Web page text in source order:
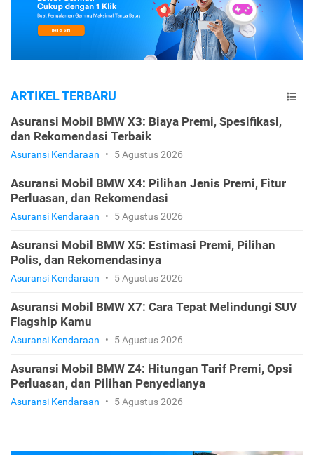
ARTIKEL TERBARU
Asuransi Mobil BMW X3: Biaya Premi, Spesifikasi,
dan Rekomendasi Terbaik
Asuransi Kendaraan • 5 Agustus 2026
Asuransi Mobil BMW X4: Pilihan Jenis Premi, Fitur
Perluasan, dan Rekomendasi
Asuransi Kendaraan • 5 Agustus 2026
Asuransi Mobil BMW X5: Estimasi Premi, Pilihan
Polis, dan Rekomendasinya
Asuransi Kendaraan • 5 Agustus 2026
Asuransi Mobil BMW X7: Cara Tepat Melindungi SUV
Flagship Kamu
Asuransi Kendaraan • 5 Agustus 2026
Asuransi Mobil BMW Z4: Hitungan Tarif Premi, Opsi
Perluasan, dan Pilihan Penyedianya
Asuransi Kendaraan • 5 Agustus 2026